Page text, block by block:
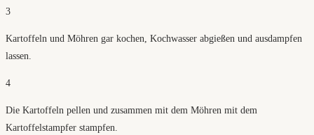
3
Kartoffeln und Möhren gar kochen, Kochwasser abgießen und ausdampfen
lassen.
4
Die Kartoffeln pellen und zusammen mit dem Möhren mit dem
Kartoffelstampfer stampfen.